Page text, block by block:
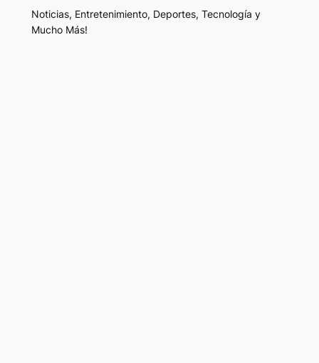
Noticias, Entretenimiento, Deportes, Tecnología y
Mucho Más!